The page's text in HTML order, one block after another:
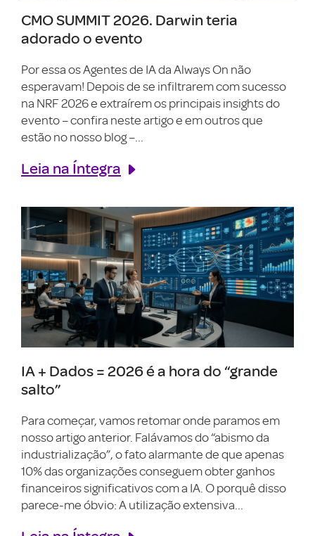
CMO SUMMIT 2026. Darwin teria
adorado o evento
Por essa os Agentes de IA da Always On não
esperavam! Depois de se infiltrarem com sucesso
na NRF 2026 e extraírem os principais insights do
evento – confira neste artigo e em outros que
estão no nosso blog –...
Leia na Íntegra
IA + Dados = 2026 é a hora do “grande
salto”
Para começar, vamos retomar onde paramos em
nosso artigo anterior. Falávamos do “abismo da
industrialização”, o fato alarmante de que apenas
10% das organizações conseguem obter ganhos
financeiros significativos com a IA. O porquê disso
parece-me óbvio: A utilização extensiva...